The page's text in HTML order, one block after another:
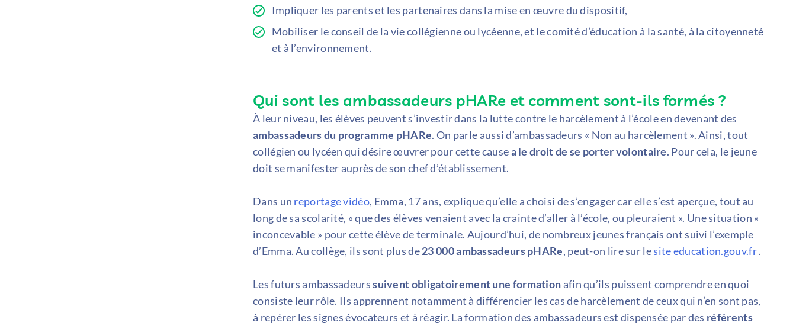
Impliquer les parents et les partenaires dans la mise en œuvre du dispositif,
Mobiliser le conseil de la vie collégienne ou lycéenne, et le comité d’éducation à la santé, à la citoyenneté
et à l’environnement.
Qui sont les ambassadeurs pHARe et comment sont-ils formés ?
À leur niveau, les élèves peuvent s’investir dans la lutte contre le harcèlement à l’école en devenant des
ambassadeurs du programme pHARe. On parle aussi d’ambassadeurs « Non au harcèlement ». Ainsi, tout
collégien ou lycéen qui désire œuvrer pour cette causea le droit de se porter volontaire. Pour cela, le jeune
doit se manifester auprès de son chef d’établissement.
Dans un reportage vidéo, Emma, 17 ans, explique qu’elle a choisi de s’engager car elle s’est aperçue, tout au
long de sa scolarité, « que des élèves venaient avec la crainte d’aller à l’école, ou pleuraient ». Une situation «
inconcevable » pour cette élève de terminale. Aujourd’hui, de nombreux jeunes français ont suivi l’exemple
d’Emma. Au collège, ils sont plus de23 000 ambassadeurs pHARe, peut-on lire sur lesite education.gouv.fr.
Les futurs ambassadeurssuivent obligatoirement une formation afin qu’ils puissent comprendre en quoi
consiste leur rôle. Ils apprennent notamment à différencier les cas de harcèlement de ceux qui n’en sont pas,
à repérer les signes évocateurs et à réagir. La formation des ambassadeurs est dispensée par des référents